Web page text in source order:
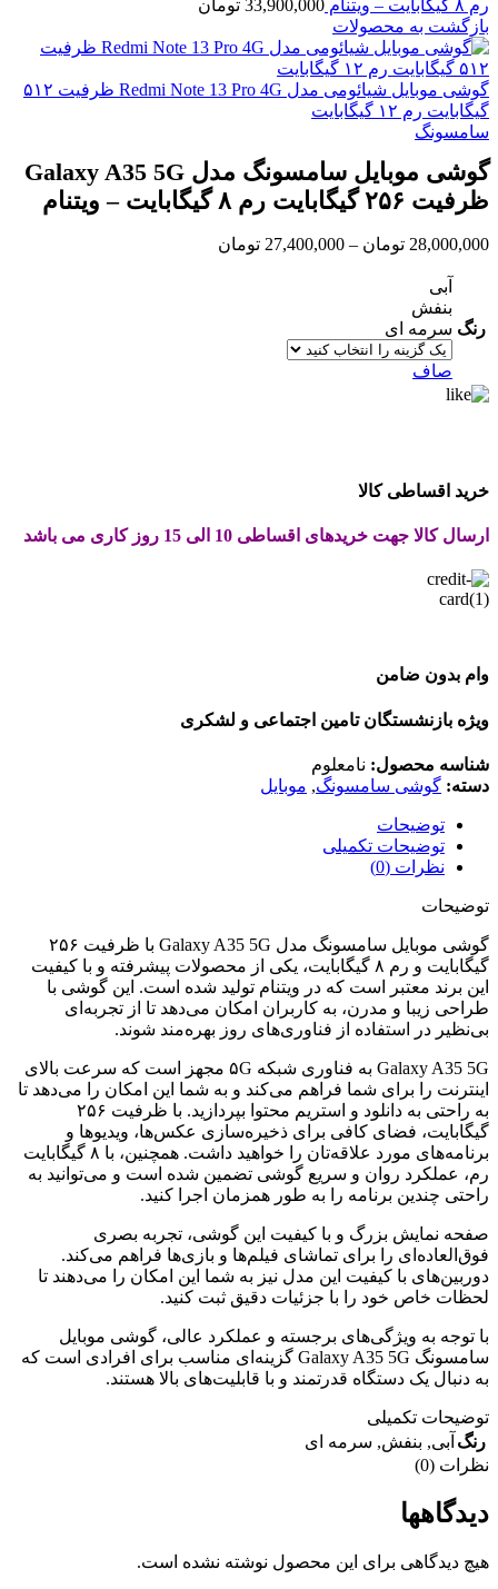
رم ۸ گیگابایت – ویتنام 33,900,000 تومان
بازگشت به محصولات
گوشی موبایل شیائومی مدل Redmi Note 13 Pro 4G ظرفیت ۵۱۲
گیگابایت رم ۱۲ گیگابایت
سامسونگ
گوشی موبایل سامسونگ مدل Galaxy A35 5G
ظرفیت ۲۵۶ گیگابایت رم ۸ گیگابایت – ویتنام
28,000,000 تومان –
27,400,000 تومان
رنگ
آبی
بنفش
سرمه ای
صاف
خرید اقساطی کالا
ارسال کالا جهت خریدهای اقساطی 10 الی 15 روز کاری می باشد
وام بدون ضامن
ویژه بازنشستگان تامین اجتماعی و لشکری
شناسه محصول: نامعلوم
دسته: گوشی سامسونگ, موبایل
توضیحات
توضیحات تکمیلی
نظرات (0)
توضیحات
گوشی موبایل سامسونگ مدل Galaxy A35 5G با ظرفیت ۲۵۶
گیگابایت و رم ۸ گیگابایت، یکی از محصولات پیشرفته و با کیفیت
این برند معتبر است که در ویتنام تولید شده است. این گوشی با
طراحی زیبا و مدرن، به کاربران امکان می‌دهد تا از تجربه‌ای
بی‌نظیر در استفاده از فناوری‌های روز بهره‌مند شوند.
Galaxy A35 5G به فناوری شبکه ۵G مجهز است که سرعت بالای
اینترنت را برای شما فراهم می‌کند و به شما این امکان را می‌دهد تا
به راحتی به دانلود و استریم محتوا بپردازید. با ظرفیت ۲۵۶
گیگابایت، فضای کافی برای ذخیره‌سازی عکس‌ها، ویدیوها و
برنامه‌های مورد علاقه‌تان را خواهید داشت. همچنین، با ۸ گیگابایت
رم، عملکرد روان و سریع گوشی تضمین شده است و می‌توانید به
راحتی چندین برنامه را به طور همزمان اجرا کنید.
صفحه نمایش بزرگ و با کیفیت این گوشی، تجربه بصری
فوق‌العاده‌ای را برای تماشای فیلم‌ها و بازی‌ها فراهم می‌کند.
دوربین‌های با کیفیت این مدل نیز به شما این امکان را می‌دهند تا
لحظات خاص خود را با جزئیات دقیق ثبت کنید.
با توجه به ویژگی‌های برجسته و عملکرد عالی، گوشی موبایل
سامسونگ Galaxy A35 5G گزینه‌ای مناسب برای افرادی است که
به دنبال یک دستگاه قدرتمند و با قابلیت‌های بالا هستند.
توضیحات تکمیلی
رنگ آبی, بنفش, سرمه ای
نظرات (0)
دیدگاهها
هیچ دیدگاهی برای این محصول نوشته نشده است.